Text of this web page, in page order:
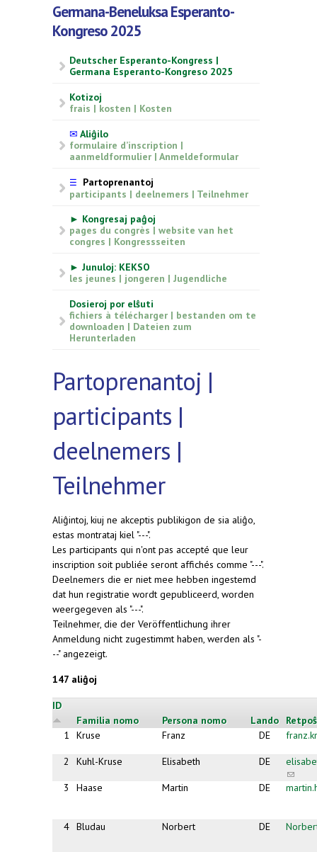
Germana-Beneluksa Esperanto-
Kongreso 2025
Deutscher Esperanto-Kongress |
Germana Esperanto-Kongreso 2025
Kotizoj
frais | kosten | Kosten
✉ Aliĝilo
formulaire d’inscription |
aanmeldformulier | Anmeldeformular
☰
Partoprenantoj
participants | deelnemers | Teilnehmer
► Kongresaj paĝoj
pages du congrès | website van het
congres | Kongressseiten
► Junuloj: KEKSO
les jeunes | jongeren | Jugendliche
Dosieroj por elŝuti
fichiers à télécharger | bestanden om te
downloaden | Dateien zum
Herunterladen
Partoprenantoj |
participants |
deelnemers |
Teilnehmer
Aliĝintoj, kiuj ne akceptis publikigon de sia aliĝo,
estas montrataj kiel "---".
Les participants qui n'ont pas accepté que leur
inscription soit publiée seront affichés comme "---".
Deelnemers die er niet mee hebben ingestemd
dat hun registratie wordt gepubliceerd, worden
weergegeven als "---".
Teilnehmer, die der Veröffentlichung ihrer
Anmeldung nicht zugestimmt haben, werden als "-
--" angezeigt.
147 aliĝoj
ID
Familia nomo
Persona nomo Lando
1
Kruse Franz DE
2 Kuhl-Kruse Elisabeth DE
(link
sends
3 Haase Martin DE
4 Bludau Norbert DE